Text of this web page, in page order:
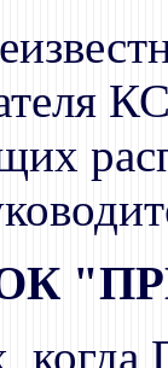
когда